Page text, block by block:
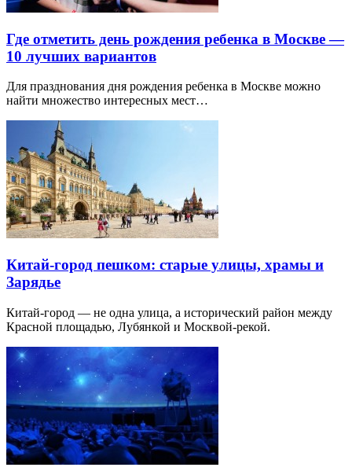
Где отметить день рождения ребенка в Москве —
10 лучших вариантов
Для празднования дня рождения ребенка в Москве можно
найти множество интересных мест…
Китай-город пешком: старые улицы, храмы и
Зарядье
Китай-город — не одна улица, а исторический район между
Красной площадью, Лубянкой и Москвой-рекой.